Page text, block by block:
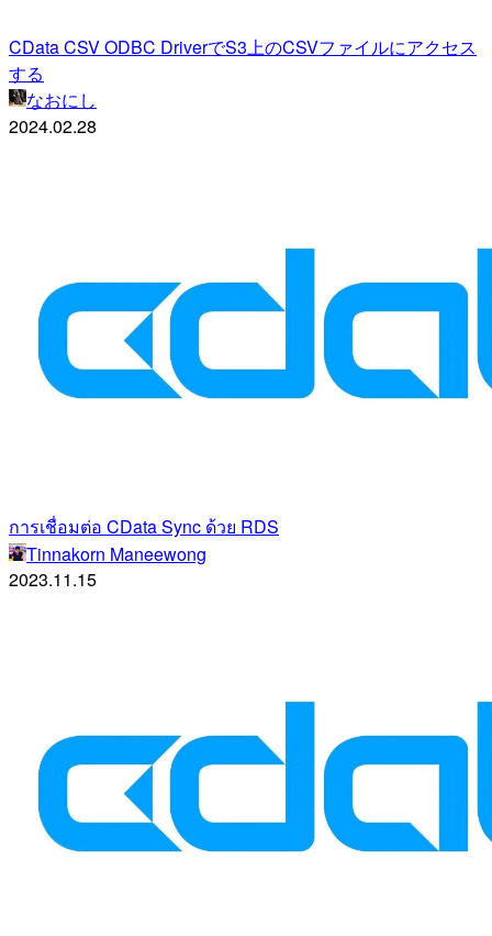
CData CSV ODBC DriverでS3上のCSVファイルにアクセス
する
なおにし
2024.02.28
การเชื่อมต่อ CData Sync ด้วย RDS
Tinnakorn Maneewong
2023.11.15